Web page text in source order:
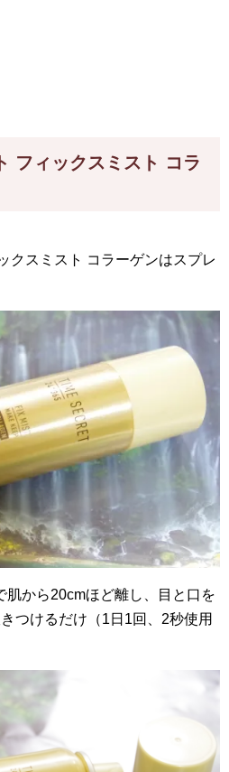
フィックスミスト コラ
クスミスト コラーゲンはスプレ
肌から20cmほど離し、目と口を
つけるだけ（1日1回、2秒使用